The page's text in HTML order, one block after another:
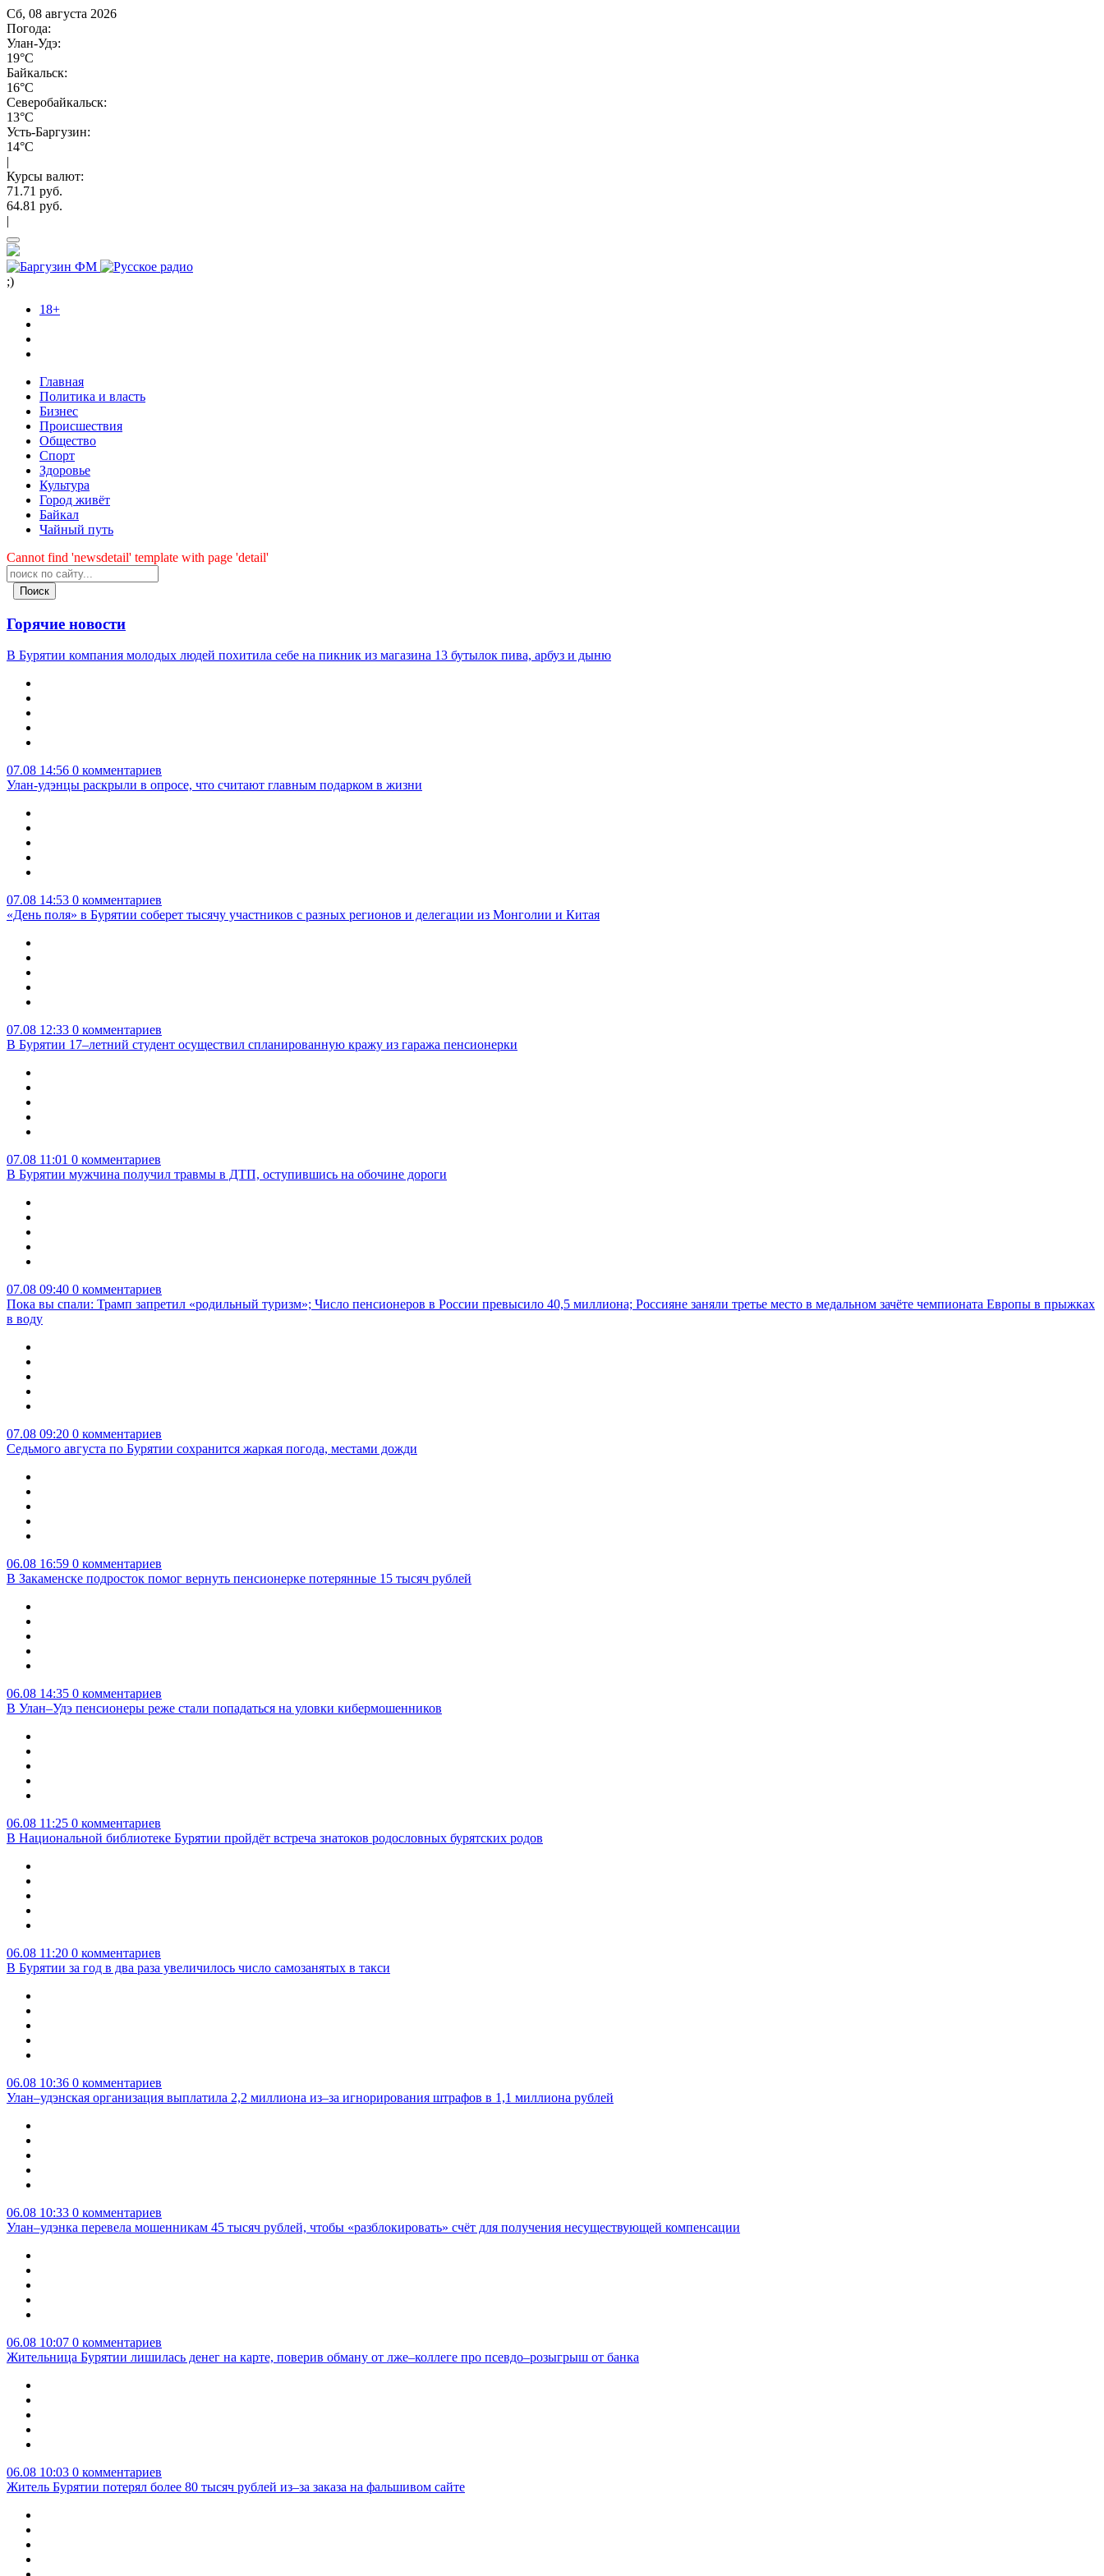
Сб, 08 августа 2026
Погода:
Улан-Удэ:
19°C
Байкальск:
16°C
Северобайкальск:
13°C
Усть-Баргузин:
14°C
|
Курсы валют:
71.71 руб.
64.81 руб.
|
;)
18+
Главная
Политика и власть
Бизнес
Происшествия
Общество
Cпорт
Здоровье
Культура
Город живёт
Байкал
Чайный путь
Cannot find 'newsdetail' template with page 'detail'
Поиск
Горячие новости
В Бурятии компания молодых людей похитила себе на пикник из магазина 13 бутылок пива, арбуз и дыню
07.08 14:56 0 комментариев
Улан-удэнцы раскрыли в опросе, что считают главным подарком в жизни
07.08 14:53 0 комментариев
«День поля» в Бурятии соберет тысячу участников с разных регионов и делегации из Монголии и Китая
07.08 12:33 0 комментариев
В Бурятии 17–летний студент осуществил спланированную кражу из гаража пенсионерки
07.08 11:01 0 комментариев
В Бурятии мужчина получил травмы в ДТП, оступившись на обочине дороги
07.08 09:40 0 комментариев
Пока вы спали: Трамп запретил «родильный туризм»; Число пенсионеров в России превысило 40,5 миллиона; Россияне заняли третье место в медальном зачёте чемпионата Европы в прыжках
в воду
07.08 09:20 0 комментариев
Седьмого августа по Бурятии сохранится жаркая погода, местами дожди
06.08 16:59 0 комментариев
В Закаменске подросток помог вернуть пенсионерке потерянные 15 тысяч рублей
06.08 14:35 0 комментариев
В Улан–Удэ пенсионеры реже стали попадаться на уловки кибермошенников
06.08 11:25 0 комментариев
В Национальной библиотеке Бурятии пройдёт встреча знатоков родословных бурятских родов
06.08 11:20 0 комментариев
В Бурятии за год в два раза увеличилось число самозанятых в такси
06.08 10:36 0 комментариев
Улан–удэнская организация выплатила 2,2 миллиона из–за игнорирования штрафов в 1,1 миллиона рублей
06.08 10:33 0 комментариев
Улан–удэнка перевела мошенникам 45 тысяч рублей, чтобы «разблокировать» счёт для получения несуществующей компенсации
06.08 10:07 0 комментариев
Жительница Бурятии лишилась денег на карте, поверив обману от лже–коллеге про псевдо–розыгрыш от банка
06.08 10:03 0 комментариев
Житель Бурятии потерял более 80 тысяч рублей из–за заказа на фальшивом сайте